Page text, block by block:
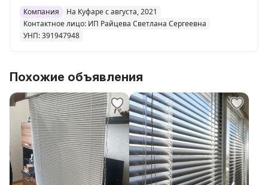
Компания
На Куфаре с августа, 2021
Контактное лицо: ИП Райцева Светлана Сергеевна
УНП: 391947948
Похожие объявления